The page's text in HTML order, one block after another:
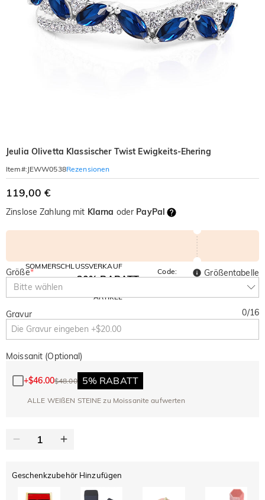
Jeulia Olivetta Klassischer Twist Ewigkeits-Ehering
Item#: JEWW0538Rezensionen
119,00 €
Zinslose Zahlung mit Klarna oder PayPal
SOMMERSCHLUSSVERKAUF
10% RABATT
AUF ALLES
30% RABATT
ARTIKEL
Code:
SUMMER
Größe*
Bitte wählen
Größentabelle
Gravur 0/16
Moissanit (Optional)
+$46.00$48.00 5% RABATT
ALLE WEIßEN STEINE zu Moissanite aufwerten
Geschenkzubehör Hinzufügen